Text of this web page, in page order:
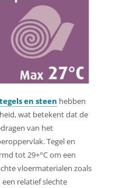
tegels en steen hebben
wat betekent dat de
van het
Tegel en
tot 29+°C om een
vloermaterialen zoals
relatief slechte